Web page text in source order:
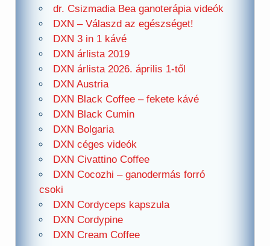
dr. Csizmadia Bea ganoterápia videók
DXN – Válaszd az egészséget!
DXN 3 in 1 kávé
DXN árlista 2019
DXN árlista 2026. április 1-től
DXN Austria
DXN Black Coffee – fekete kávé
DXN Black Cumin
DXN Bolgaria
DXN céges videók
DXN Civattino Coffee
DXN Cocozhi – ganodermás forró
csoki
DXN Cordyceps kapszula
DXN Cordypine
DXN Cream Coffee